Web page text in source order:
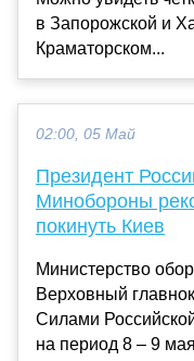
в Запорожской и
Краматорском...
02:00, 05 Май
Президент
Минобороны
покинуть Киев
Министерство
Верховный
Силами
на период 8 – 9